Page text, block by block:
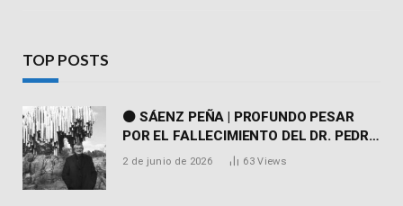
TOP POSTS
⚫ SÁENZ PEÑA | PROFUNDO PESAR
POR EL FALLECIMIENTO DEL DR. PEDRO
MARTORELL
2 de junio de 2026 63Views